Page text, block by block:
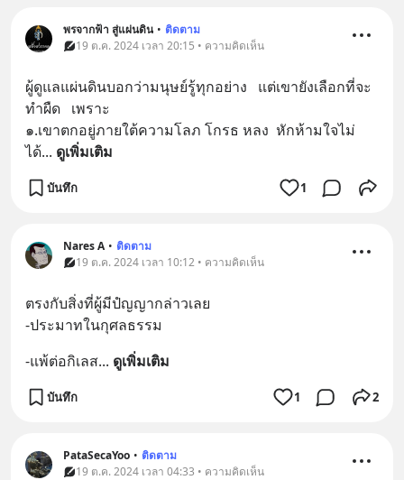
พรจากฟ้า สู่แผ่นดิน • ติดตาม
19 ต.ค. 2024 เวลา 20:15 • ความคิดเห็น
ผู้ดูแลแผ่นดินบอกว่ามนุษย์รู้ทุกอย่าง   แต่เขายังเลือกที่จะ
ทำผืด   เพราะ
๑.เขาตกอยู่ภายใต้ความโลภ โกรธ หลง  หักห้ามใจไม่
ได้... ดูเพิ่มเติม
บันทึก 1
Nares A • ติดตาม
19 ต.ค. 2024 เวลา 10:12 • ความคิดเห็น
ตรงกับสิ่งที่ผู้มีปํญญากล่าวเลย
-ประมาทในกุศลธรรม
-แพ้ต่อกิเลส... ดูเพิ่มเติม
บันทึก 1 2
PataSecaYoo • ติดตาม
19 ต.ค. 2024 เวลา 04:33 • ความคิดเห็น